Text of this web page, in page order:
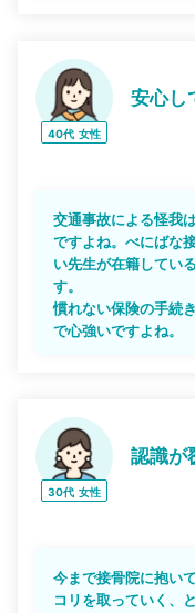
40代 女性
安心し
交通事故による怪我
ですよね。べにばな
い先生が在籍してい
す。
慣れない保険の手続
で心強いですよね。
30代 女性
認識が
今まで接骨院に抱い
コリを取っていく、